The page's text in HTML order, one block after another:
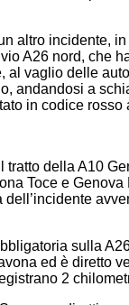
altro incidente,
A26 nord, che
al vaglio delle
andandosi a
in codice
tratto della A10
Toce e Genova
sulla
ed è diretto
2